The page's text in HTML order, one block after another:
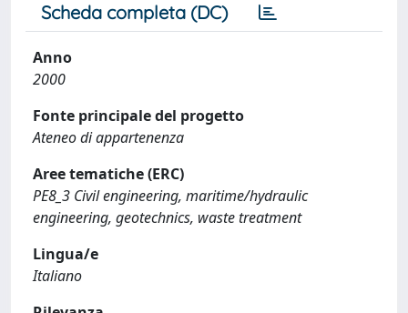
Scheda completa (DC)
Anno
2000
Fonte principale del progetto
Ateneo di appartenenza
Aree tematiche (ERC)
PE8_3 Civil engineering, maritime/hydraulic
engineering, geotechnics, waste treatment
Lingua/e
Italiano